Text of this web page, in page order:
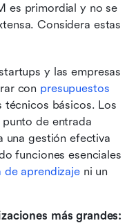
es primordial y no se
Considera estas
y las empresas
con presupuestos
técnicos básicos. Los
de entrada
una gestión efectiva
funciones esenciales
de aprendizaje ni un
más grandes: